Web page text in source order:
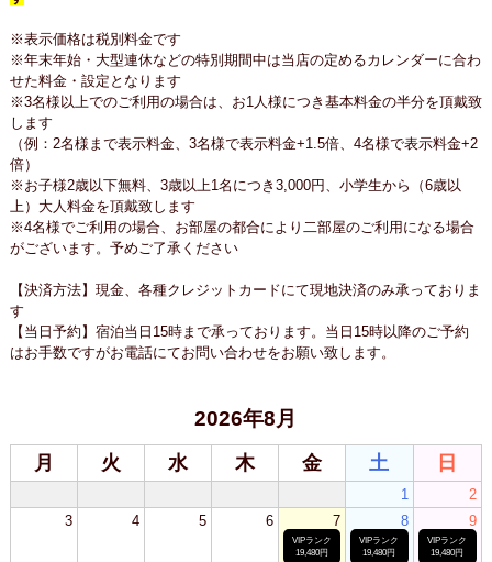
※表示価格は税別料金です
※年末年始・大型連休などの特別期間中は当店の定めるカレンダーに合わ
せた料金・設定となります
※3名様以上でのご利用の場合は、お1人様につき基本料金の半分を頂戴致
します
（例：2名様まで表示料金、3名様で表示料金+1.5倍、4名様で表示料金+2
倍）
※お子様2歳以下無料、3歳以上1名につき3,000円、小学生から（6歳以
上）大人料金を頂戴致します
※4名様でご利用の場合、お部屋の都合により二部屋のご利用になる場合
がございます。予めご了承ください
【決済方法】現金、各種クレジットカードにて現地決済のみ承っておりま
す
【当日予約】宿泊当日15時まで承っております。当日15時以降のご予約
はお手数ですがお電話にてお問い合わせをお願い致します。
2026年8月
月 火 水 木 金 土 日
1
2
3
4 5 6 7
VIPランク
19,480円
8
VIPランク
19,480円
9
VIPランク
19,480円